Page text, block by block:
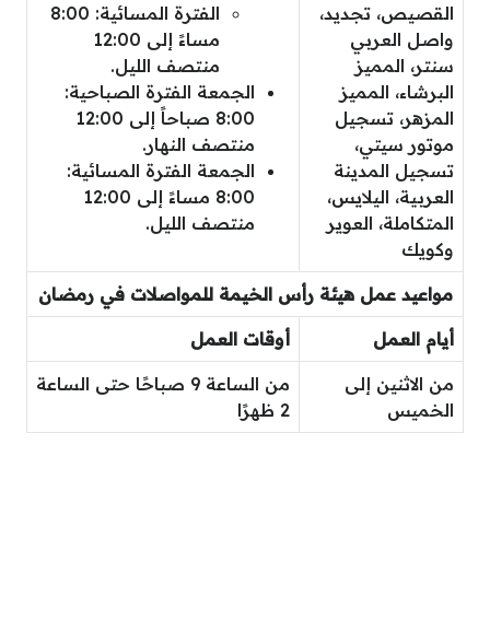
القصيص، تجديد،
واصل العربي
سنتر، المميز
البرشاء، المميز
المزهر، تسجيل
موتور سيتي،
تسجيل المدينة
العربية، اليلايس،
المتكاملة، العوير
وكويك
الفترة المسائية: 8:00
مساءً إلى 12:00
منتصف الليل.
الجمعة الفترة الصباحية:
8:00 صباحاً إلى 12:00
منتصف النهار.
الجمعة الفترة المسائية:
8:00 مساءً إلى 12:00
منتصف الليل.
مواعيد عمل هيئة رأس الخيمة للمواصلات في رمضان
أيام العمل أوقات العمل
من الاثنين إلى
الخميس
من الساعة 9 صباحًا حتى الساعة
2 ظهرًا